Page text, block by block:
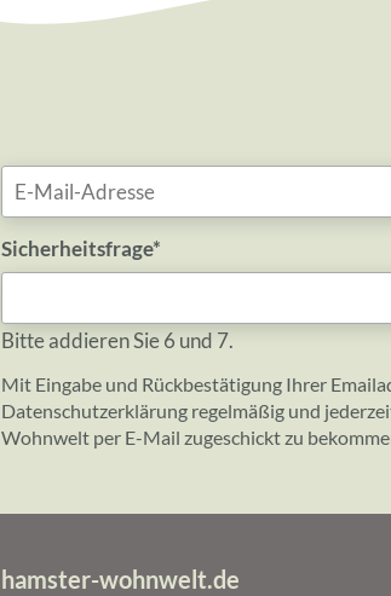
E-
Mail-
Adresse
Pflichtfeld
Sicherheitsfrage*
Bitte addieren Sie 6 und 7.
Mit Eingabe und Rückbestätigung Ihrer
Datenschutzerklärungregelmäßig und
Wohnwelt per E-Mail zugeschickt zu
hamster-wohnwelt.de